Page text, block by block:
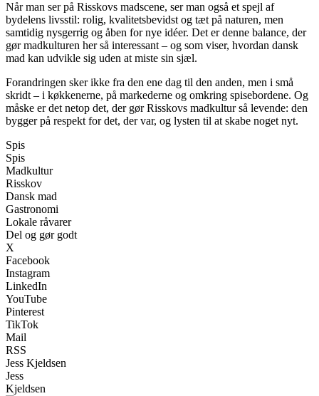
Når man ser på Risskovs madscene, ser man også et spejl af
bydelens livsstil: rolig, kvalitetsbevidst og tæt på naturen, men
samtidig nysgerrig og åben for nye idéer. Det er denne balance, der
gør madkulturen her så interessant – og som viser, hvordan dansk
mad kan udvikle sig uden at miste sin sjæl.
Forandringen sker ikke fra den ene dag til den anden, men i små
skridt – i køkkenerne, på markederne og omkring spisebordene. Og
måske er det netop det, der gør Risskovs madkultur så levende: den
bygger på respekt for det, der var, og lysten til at skabe noget nyt.
Spis
Spis
Madkultur
Risskov
Dansk mad
Gastronomi
Lokale råvarer
Del og gør godt
X
Facebook
Instagram
LinkedIn
YouTube
Pinterest
TikTok
Mail
RSS
Jess Kjeldsen
Jess
Kjeldsen